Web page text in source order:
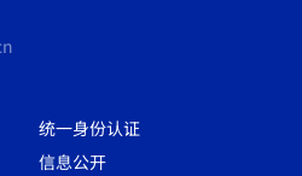
统一身份认证
信息公开